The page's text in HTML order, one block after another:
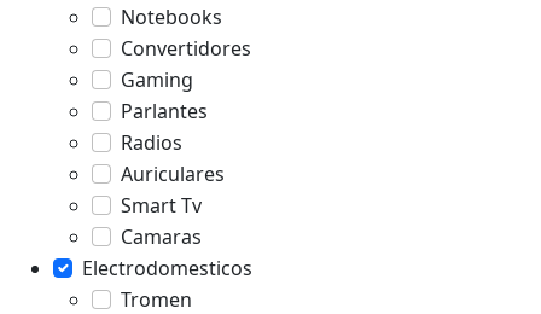
Notebooks
Convertidores
Gaming
Parlantes
Radios
Auriculares
Smart Tv
Camaras
Electrodomesticos
Tromen